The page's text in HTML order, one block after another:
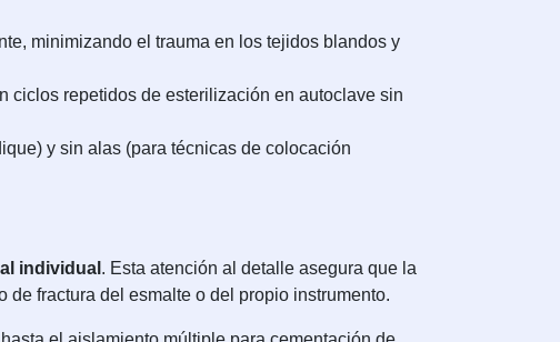
minimizando el trauma en los tejidos blandos y
ciclos repetidos de esterilización en autoclave sin
y sin alas (para técnicas de colocación
individual . Esta atención al detalle asegura que la
fractura del esmalte o del propio instrumento.